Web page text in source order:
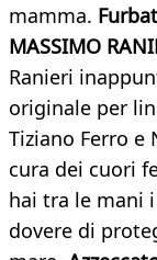
mamma.
MASSIMO
Ranieri
originale per
Tiziano Ferro e
cura dei cuori
hai tra le mani
dovere di